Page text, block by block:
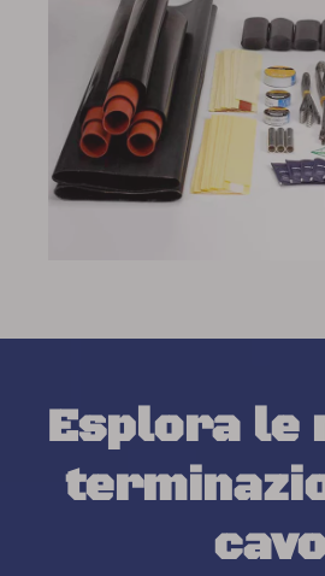
Esplora le